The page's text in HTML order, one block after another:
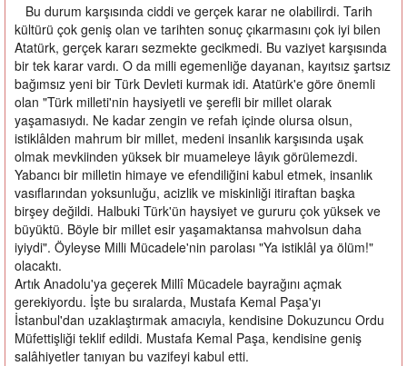
Bu durum karşısında ciddi ve gerçek karar ne olabilirdi. Tarih
kültürü çok geniş olan ve tarihten sonuç çıkarmasını çok iyi bilen
Atatürk, gerçek kararı sezmekte gecikmedi. Bu vaziyet karşısında
bir tek karar vardı. O da milli egemenliğe dayanan, kayıtsız şartsız
bağımsız yeni bir Türk Devleti kurmak idi. Atatürk'e göre önemli
olan "Türk milleti'nin haysiyetli ve şerefli bir millet olarak
yaşamasıydı. Ne kadar zengin ve refah içinde olursa olsun,
istiklâlden mahrum bir millet, medeni insanlık karşısında uşak
olmak mevkiinden yüksek bir muameleye lâyık görülemezdi.
Yabancı bir milletin himaye ve efendiliğini kabul etmek, insanlık
vasıflarından yoksunluğu, acizlik ve miskinliği itiraftan başka
birşey değildi. Halbuki Türk'ün haysiyet ve gururu çok yüksek ve
büyüktü. Böyle bir millet esir yaşamaktansa mahvolsun daha
iyiydi". Öyleyse Milli Mücadele'nin parolası "Ya istiklâl ya ölüm!"
olacaktı.
Artık Anadolu'ya geçerek Millî Mücadele bayrağını açmak
gerekiyordu. İşte bu sıralarda, Mustafa Kemal Paşa'yı
İstanbul'dan uzaklaştırmak amacıyla, kendisine Dokuzuncu Ordu
Müfettişliği teklif edildi. Mustafa Kemal Paşa, kendisine geniş
salâhiyetler tanıyan bu vazifeyi kabul etti.